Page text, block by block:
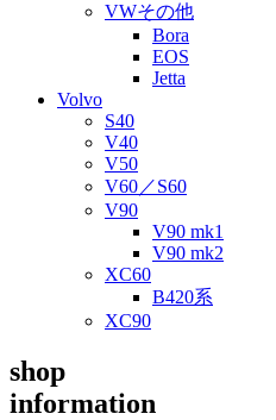
VWその他
Bora
EOS
Jetta
Volvo
S40
V40
V50
V60／S60
V90
V90 mk1
V90 mk2
XC60
B420系
XC90
shop
information